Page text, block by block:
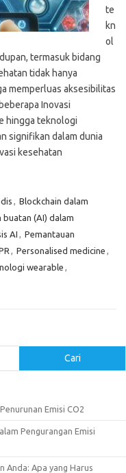
te
kn
ol
termasuk bidang
tidak hanya
memperluas aksesibilitas
Inovasi
hingga teknologi
signifikan dalam dunia
kesehatan
, Blockchain dalam
buatan (AI) dalam
AI , Pemantauan
, Personalised medicine ,
wearable ,
Cari
Emisi CO2
Pengurangan Emisi
Anda: Apa yang Harus